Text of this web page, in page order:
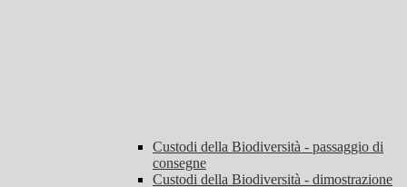
Custodi della Biodiversità - passaggio di
consegne
Custodi della Biodiversità - dimostrazione